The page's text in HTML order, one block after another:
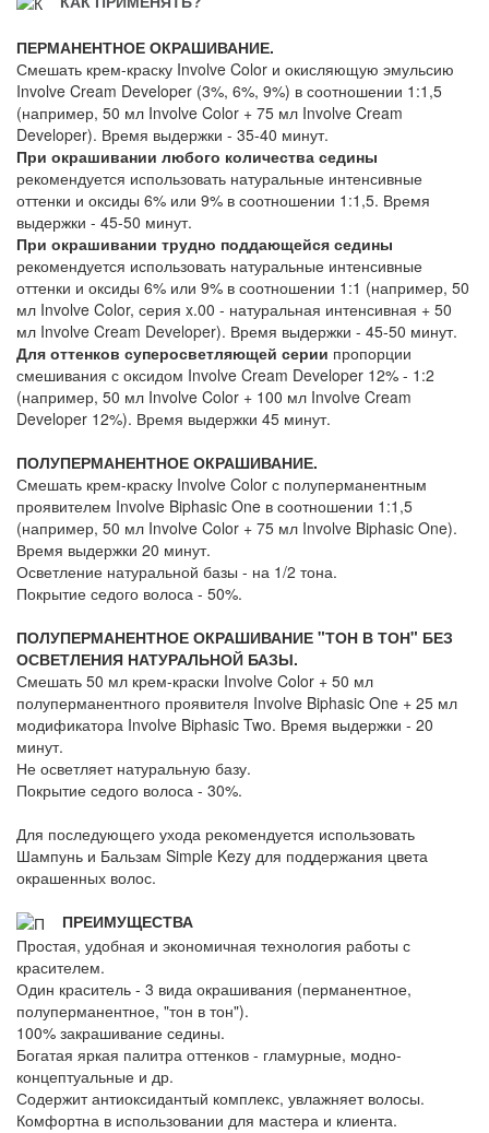
ПЕРМАНЕНТНОЕ ОКРАШИВАНИЕ.
Смешать крем-краску Involve Color и окисляющую эмульсию
Involve Cream Developer (3%, 6%, 9%) в соотношении 1:1,5
(например, 50 мл Involve Color + 75 мл Involve Cream
Developer). Время выдержки - 35-40 минут.
При окрашивании любого количества седины
рекомендуется использовать натуральные интенсивные
оттенки и оксиды 6% или 9% в соотношении 1:1,5. Время
выдержки - 45-50 минут.
При окрашивании трудно поддающейся седины
рекомендуется использовать натуральные интенсивные
оттенки и оксиды 6% или 9% в соотношении 1:1 (например, 50
мл Involve Color, серия x.00 - натуральная интенсивная + 50
мл Involve Cream Developer). Время выдержки - 45-50 минут.
Для оттенков суперосветляющей серии пропорции
смешивания с оксидом Involve Cream Developer 12% - 1:2
(например, 50 мл Involve Color + 100 мл Involve Cream
Developer 12%). Время выдержки 45 минут.
ПОЛУПЕРМАНЕНТНОЕ ОКРАШИВАНИЕ.
Смешать крем-краску Involve Color с полуперманентным
проявителем Involve Biphasic One в соотношении 1:1,5
(например, 50 мл Involve Color + 75 мл Involve Biphasic One).
Время выдержки 20 минут.
Осветление натуральной базы - на 1/2 тона.
Покрытие седого волоса - 50%.
ПОЛУПЕРМАНЕНТНОЕ ОКРАШИВАНИЕ "ТОН В ТОН" БЕЗ
ОСВЕТЛЕНИЯ НАТУРАЛЬНОЙ БАЗЫ.
Смешать 50 мл крем-краски Involve Color + 50 мл
полуперманентного проявителя Involve Biphasic One + 25 мл
модификатора Involve Biphasic Two. Время выдержки - 20
минут.
Не осветляет натуральную базу.
Покрытие седого волоса - 30%.
Для последующего ухода рекомендуется использовать
Шампунь и Бальзам Simple Kezy для поддержания цвета
окрашенных волос.
ПРЕИМУЩЕСТВА
Простая, удобная и экономичная технология работы с
красителем.
Один краситель - 3 вида окрашивания (перманентное,
полуперманентное, "тон в тон").
100% закрашивание седины.
Богатая яркая палитра оттенков - гламурные, модно-
концептуальные и др.
Содержит антиоксидантый комплекс, увлажняет волосы.
Комфортна в использовании для мастера и клиента.